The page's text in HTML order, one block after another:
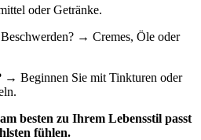
oder Getränke.
→ Cremes, Öle oder
→ Beginnen Sie mit Tinkturen oder
besten zu Ihrem Lebensstil passt
fühlen.